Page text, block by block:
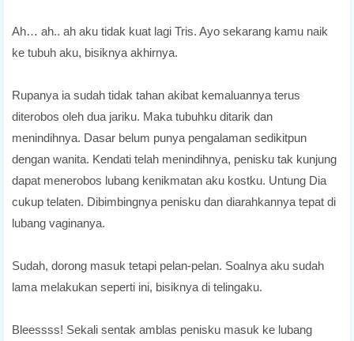
Ah… ah.. ah aku tidak kuat lagi Tris. Ayo sekarang kamu naik
ke tubuh aku, bisiknya akhirnya.
Rupanya ia sudah tidak tahan akibat kemaluannya terus
diterobos oleh dua jariku. Maka tubuhku ditarik dan
menindihnya. Dasar belum punya pengalaman sedikitpun
dengan wanita. Kendati telah menindihnya, penisku tak kunjung
dapat menerobos lubang kenikmatan aku kostku. Untung Dia
cukup telaten. Dibimbingnya penisku dan diarahkannya tepat di
lubang vaginanya.
Sudah, dorong masuk tetapi pelan-pelan. Soalnya aku sudah
lama melakukan seperti ini, bisiknya di telingaku.
Bleessss! Sekali sentak amblas penisku masuk ke lubang